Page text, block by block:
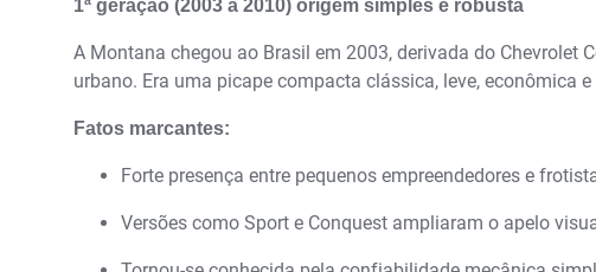
1ª geração (2003 a 2010) origem simples e robusta
A Montana chegou ao Brasil em 2003, derivada do Chevrolet
urbano. Era uma picape compacta clássica, leve, econômica
Fatos marcantes:
Forte presença entre pequenos empreendedores e
Versões como Sport e Conquest ampliaram o apelo